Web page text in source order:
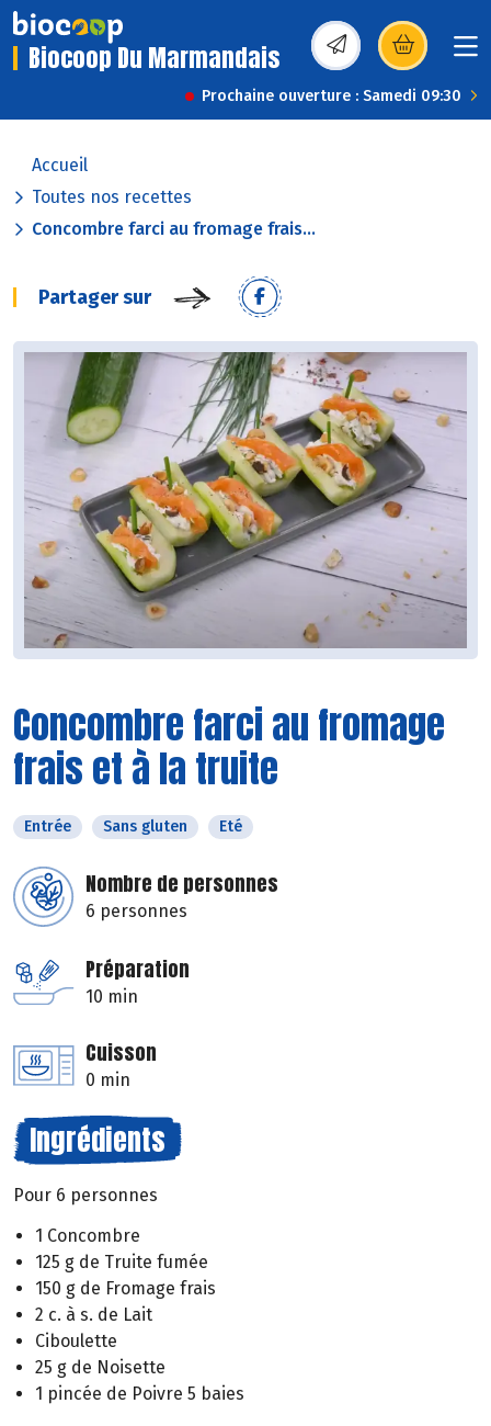
Biocoop Du Marmandais (s’ouvre dans une
Prochaine ouverture : Samedi 09:30
Accueil
Toutes nos recettes
Concombre farci au fromage frais...
Partager sur
Concombre farci au fromage
frais et à la truite
Entrée Sans gluten Eté
Nombre de personnes
6 personnes
Préparation
10 min
Cuisson
0 min
Ingrédients
Pour 6 personnes
1 Concombre
125 g de Truite fumée
150 g de Fromage frais
2 c. à s. de Lait
Ciboulette
25 g de Noisette
1 pincée de Poivre 5 baies